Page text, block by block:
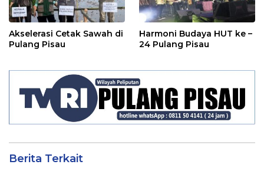
Akselerasi Cetak Sawah di
Pulang Pisau
Harmoni Budaya HUT ke –
24 Pulang Pisau
Berita Terkait